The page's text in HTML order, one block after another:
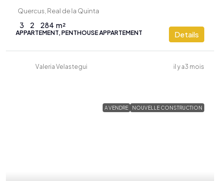
Quercus, Real de la Quinta
3 2 284 m²
APPARTEMENT, PENTHOUSE APPARTEMENT Details
Valeria Velastegui il y a3 mois
A VENDRE NOUVELLE CONSTRUCTION